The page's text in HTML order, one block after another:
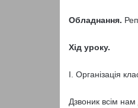
Обладнання.
Хід уроку.
І. Організація
Дзвоник всім нам